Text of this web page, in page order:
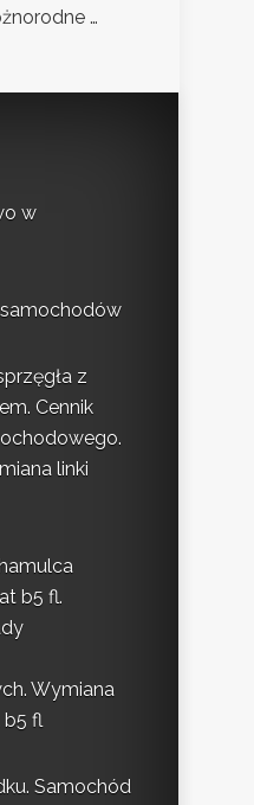
…
w
z
Cennik
linki
b5 fl.
Wymiana
b5 fl
Samochód